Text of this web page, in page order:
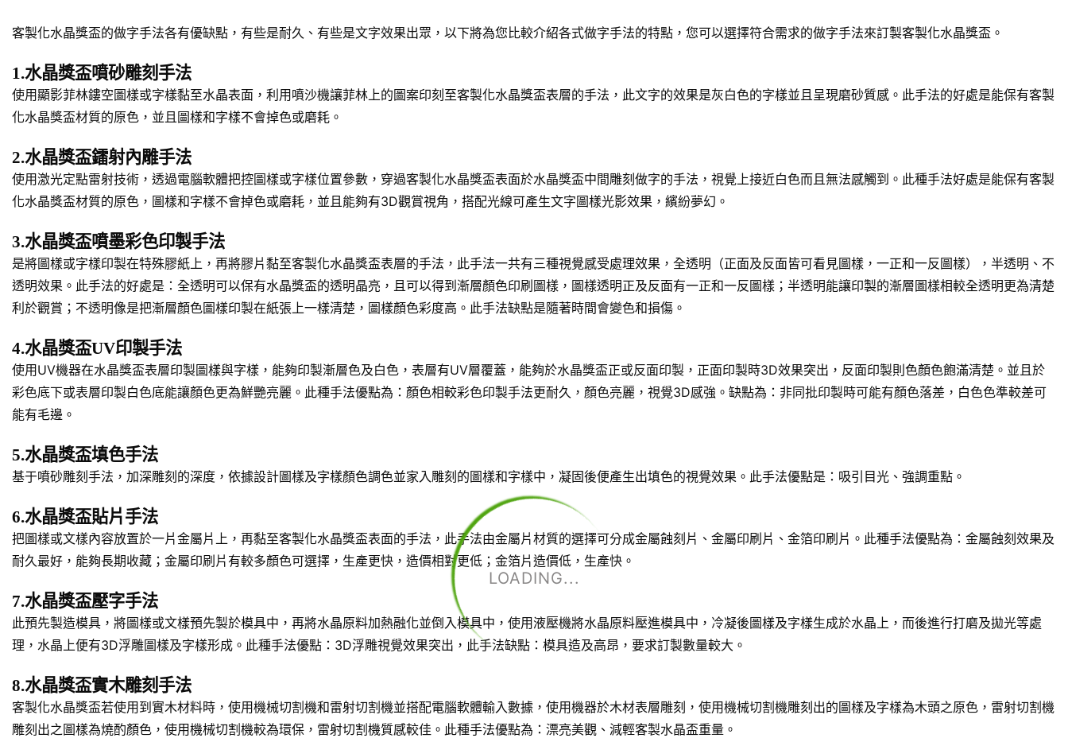
LOADING...
客製化水晶獎盃的做字手法各有優缺點，有些是耐久、有些是文字效果出眾，以下將為您比較介紹各式做字手法的特點，您可以選擇符合需求的做字手法來訂製客製化水晶獎盃。
1.水晶獎盃噴砂雕刻手法
使用顯影菲林鏤空圖樣或字樣黏至水晶表面，利用噴沙機讓菲林上的圖案印刻至客製化水晶獎盃表層的手法，此文字的效果是灰白色的字樣並且呈現磨砂質感。此手法的好處是能保有客製
化水晶獎盃材質的原色，並且圖樣和字樣不會掉色或磨耗。
2.水晶獎盃鐳射內雕手法
使用激光定點雷射技術，透過電腦軟體把控圖樣或字樣位置參數，穿過客製化水晶獎盃表面於水晶獎盃中間雕刻做字的手法，視覺上接近白色而且無法感觸到。此種手法好處是能保有客製
化水晶獎盃材質的原色，圖樣和字樣不會掉色或磨耗，並且能夠有3D觀賞視角，搭配光線可產生文字圖樣光影效果，繽紛夢幻。
3.水晶獎盃噴墨彩色印製手法
是將圖樣或字樣印製在特殊膠紙上，再將膠片黏至客製化水晶獎盃表層的手法，此手法一共有三種視覺感受處理效果，全透明（正面及反面皆可看見圖樣，一正和一反圖樣），半透明、不
透明效果。此手法的好處是：全透明可以保有水晶獎盃的透明晶亮，且可以得到漸層顏色印刷圖樣，圖樣透明正及反面有一正和一反圖樣；半透明能讓印製的漸層圖樣相較全透明更為清楚
利於觀賞；不透明像是把漸層顏色圖樣印製在紙張上一樣清楚，圖樣顏色彩度高。此手法缺點是隨著時間會變色和損傷。
4.水晶獎盃UV印製手法
使用UV機器在水晶獎盃表層印製圖樣與字樣，能夠印製漸層色及白色，表層有UV層覆蓋，能夠於水晶獎盃正或反面印製，正面印製時3D效果突出，反面印製則色顏色飽滿清楚。並且於
彩色底下或表層印製白色底能讓顏色更為鮮艷亮麗。此種手法優點為：顏色相較彩色印製手法更耐久，顏色亮麗，視覺3D感強。缺點為：非同批印製時可能有顏色落差，白色色準較差可
能有毛邊。
5.水晶獎盃填色手法
基于噴砂雕刻手法，加深雕刻的深度，依據設計圖樣及字樣顏色調色並家入雕刻的圖樣和字樣中，凝固後便產生出填色的視覺效果。此手法優點是：吸引目光、強調重點。
6.水晶獎盃貼片手法
把圖樣或文樣內容放置於一片金屬片上，再黏至客製化水晶獎盃表面的手法，此手法由金屬片材質的選擇可分成金屬蝕刻片、金屬印刷片、金箔印刷片。此種手法優點為：金屬蝕刻效果及
耐久最好，能夠長期收藏；金屬印刷片有較多顏色可選擇，生產更快，造價相對更低；金箔片造價低，生產快。
7.水晶獎盃壓字手法
此預先製造模具，將圖樣或文樣預先製於模具中，再將水晶原料加熱融化並倒入模具中，使用液壓機將水晶原料壓進模具中，冷凝後圖樣及字樣生成於水晶上，而後進行打磨及拋光等處
理，水晶上便有3D浮雕圖樣及字樣形成。此種手法優點：3D浮雕視覺效果突出，此手法缺點：模具造及高昂，要求訂製數量較大。
8.水晶獎盃實木雕刻手法
客製化水晶獎盃若使用到實木材料時，使用機械切割機和雷射切割機並搭配電腦軟體輸入數據，使用機器於木材表層雕刻，使用機械切割機雕刻出的圖樣及字樣為木頭之原色，雷射切割機
雕刻出之圖樣為燒酌顏色，使用機械切割機較為環保，雷射切割機質感較佳。此種手法優點為：漂亮美觀、減輕客製水晶盃重量。